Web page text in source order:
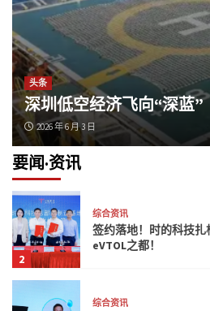
头条
深圳低空经济飞向“深蓝”
2026 年 6 月 3 日
要闻·资讯
5
综合资讯
中科天机”Energy
测迈入15分钟级
1
综合资讯
廖宗武领军美业职人争
2
综合资讯
签约落地！时的科技
eVTOL之都！
综合资讯